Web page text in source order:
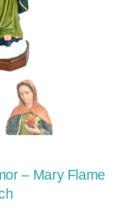
– Mary Flame